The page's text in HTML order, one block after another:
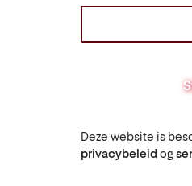
Deze website is
privacybeleidog